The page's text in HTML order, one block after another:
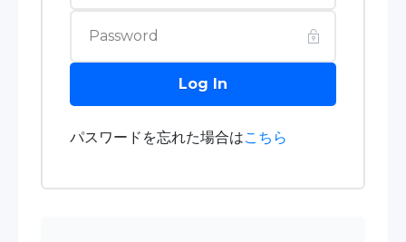
Log In
パスワードを忘れた場合はこちら